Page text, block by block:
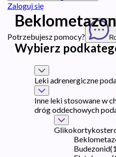
Zaloguj się
Potrzebujesz pomocy?
Beklometazon
Wybierz
Leki adrenergiczne
Inne leki stosowane w
dróg oddechowych
Budezonid(